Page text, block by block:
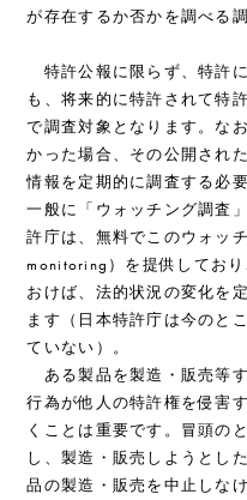
が存在するか否かを調べる調
特許公報に限らず、特許
も、将来的に特許されて特
で調査対象となります。な
かった場合、その公開され
情報を定期的に調査する必
一般に「ウォッチング調査
許庁は、無料でこのウォッ
monitoring）を提供してお
おけば、法的状況の変化を
ます（日本特許庁は今のと
ていない）。
ある製品を製造・販売等
行為が他人の特許権を侵害
くことは重要です。冒頭の
し、製造・販売しようとし
品の製造・販売を中止しな